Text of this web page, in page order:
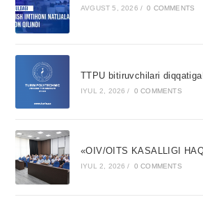
AVGUST 5, 2026 / 0 COMMENTS
TTPU bitiruvchilari
IYUL 2, 2026 / 0 COMMENTS
«OIV/OITS KASALLIGI
IYUL 2, 2026 / 0 COMMENTS